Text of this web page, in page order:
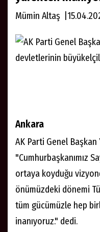
Mümin Altaş
Ankara
AK Parti Genel Başkan
"Cumhurbaşkanımız
ortaya koyduğu
önümüzdeki dönemi
tüm gücümüzle hep
inanıyoruz." dedi.